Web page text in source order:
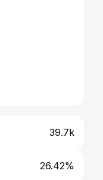
39.7k
26.42%